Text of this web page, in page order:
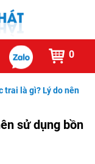
0
trai là gì? Lý do nên
sử dụng bồn